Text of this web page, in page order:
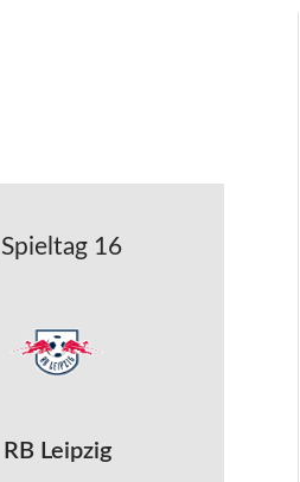
| Spieltag 16
RB Leipzig